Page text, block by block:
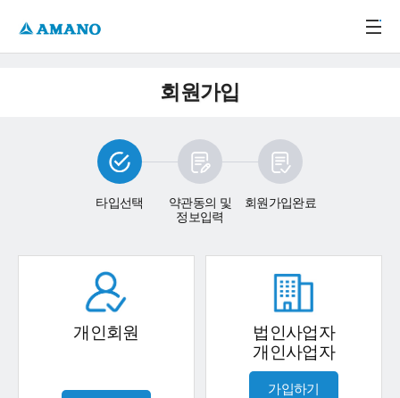
회원가입
타입선택
약관동의 및
정보입력
회원가입완료
개인회원
법인사업자
개인사업자
가입하기